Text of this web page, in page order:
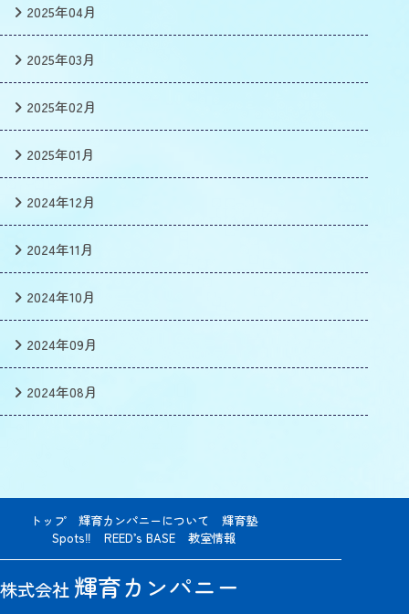
2025年04月
2025年03月
2025年02月
2025年01月
2024年12月
2024年11月
2024年10月
2024年09月
2024年08月
株式会社 輝育カンパニー
トップ 輝育カンパニーについて
輝育塾
Spots‼
REED’s BASE 教室情報